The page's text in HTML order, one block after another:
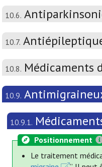
10.6.
10.7.
10.8. Médicaments
10.9.
10.9.1.
Positionnement
Le traitement